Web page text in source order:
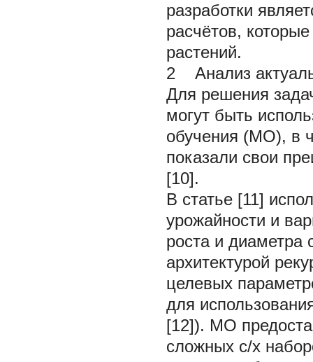
разработки
расчётов,
растений.
2 Анализ
Для решения
могут быть
обучения (МО), в
показали свои
[10].
В статье [11]
урожайности и
роста и диаметра
архитектурой
целевых
для
[12]). МО
сложных с/х